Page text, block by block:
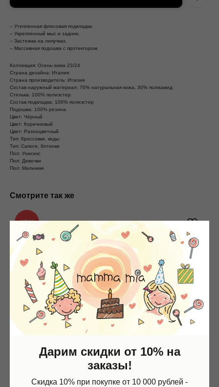
– Утепленная флисовая подкладка.
– Укрепленный мыс и задник.
– Застежка на липучках.
– Массивная подошва с протектором.
Коллекция: Осень-зима 23/24
Страна дизайна: Италия
Страна производитель: Италия
Состав наружный материал: 70% натуральная кожа, 30% полиамид
Стелька: 100% полиэстер
Состав подкладка: 100% полиэстер
Подошва: 100% резина
Цвет: Чёрный
Цвет: Коричневый
Цвет: Разноцветный
Тип: Кроссовки, кеды
Тип: Сапоги, ботинки
Пол: Унисекс
Пол: Девочки
Пол: Мальчики
Смотрите так же
NEW
Дарим скидки от 10% на
заказы!
Скидка 10% при покупке от 10 000 рублей -